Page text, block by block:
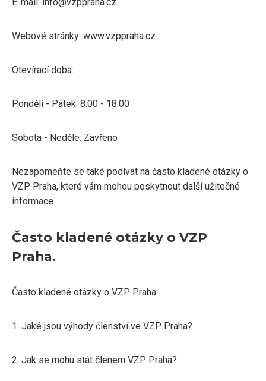
Webové stránky: www.vzppraha.cz
Otevírací doba:
Pondělí - Pátek: 8:00 - 18:00
Sobota - Neděle: Zavřeno
Nezapomeňte se také podívat na často kladené otázky o
VZP Praha, které vám mohou poskytnout další užitečné
informace.
Často kladené otázky o VZP
Praha.
Často kladené otázky o VZP Praha:
1. Jaké jsou výhody členství ve VZP Praha?
2. Jak se mohu stát členem VZP Praha?